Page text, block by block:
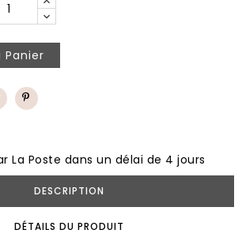
Panier
La Poste dans un délai de 4 jours
DESCRIPTION
DÉTAILS DU PRODUIT